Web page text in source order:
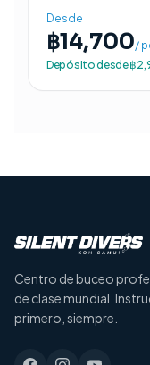
Desde
฿14,700/
Depósito desde ฿
Centro de buceo
de clase mundial.
primero, siempre.